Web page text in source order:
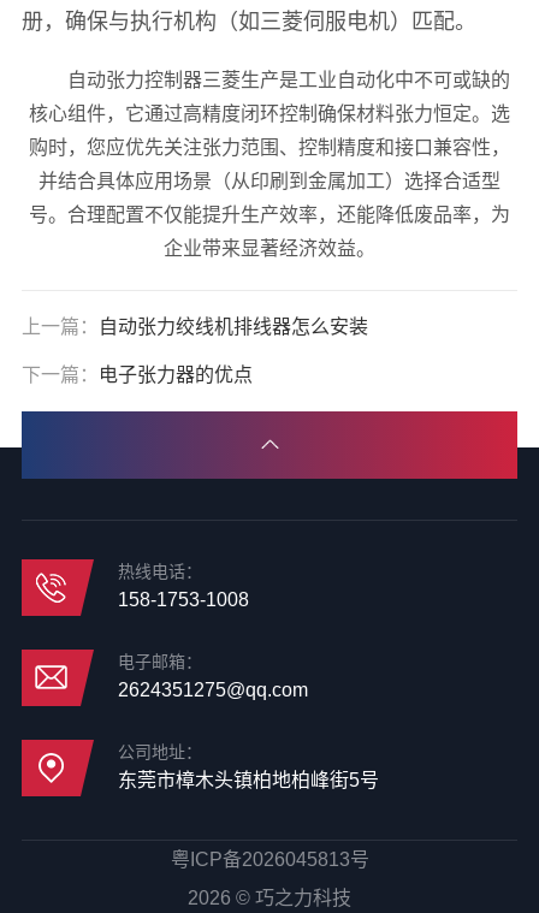
册，确保与执行机构（如三菱伺服电机）匹配。
自动张力控制器三菱生产是工业自动化中不可或缺的
核心组件，它通过高精度闭环控制确保材料张力恒定。选
购时，您应优先关注张力范围、控制精度和接口兼容性，
并结合具体应用场景（从印刷到金属加工）选择合适型
号。合理配置不仅能提升生产效率，还能降低废品率，为
企业带来显著经济效益。
上一篇： 自动张力绞线机排线器怎么安装
下一篇： 电子张力器的优点
热线电话：
158-1753-1008
电子邮箱：
2624351275@qq.com
公司地址：
东莞市樟木头镇柏地柏峰街5号
粤ICP备2026045813号
2026 © 巧之力科技